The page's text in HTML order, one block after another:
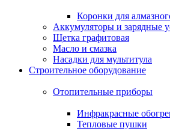
Коронки для
Аккумуляторы и зарядные
Щетка графитовая
Масло и смазка
Насадки для мультитула
Строительное оборудование
Отопительные приборы
Инфракрасные
Тепловые пушки